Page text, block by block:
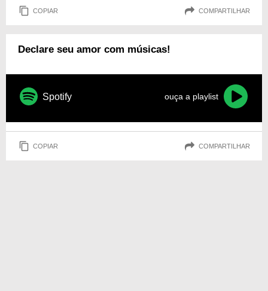
COPIAR COMPARTILHAR
Declare seu amor com músicas!
Spotify ouça a playlist
COPIAR COMPARTILHAR